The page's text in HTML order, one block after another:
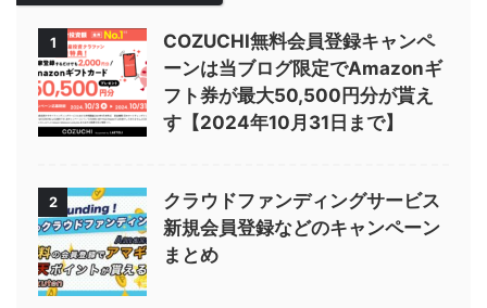
1
COZUCHI無料会員登録キャンペ
ーンは当ブログ限定でAmazonギ
フト券が最大50,500円分が貰え
す【2024年10月31日まで】
2
クラウドファンディングサービス
新規会員登録などのキャンペーン
まとめ